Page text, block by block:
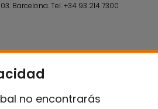
no encontrarás
Barcelona.Tel.+34 93 214 7300